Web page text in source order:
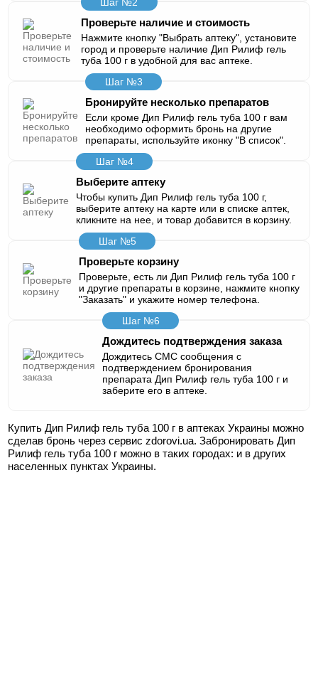
Шаг №2
Проверьте наличие и стоимость
Нажмите кнопку "Выбрать аптеку", установите
город и проверьте наличие Дип Рилиф гель
туба 100 г в удобной для вас аптеке.
Шаг №3
Бронируйте несколько препаратов
Если кроме Дип Рилиф гель туба 100 г вам
необходимо оформить бронь на другие
препараты, используйте иконку "В список".
Шаг №4
Выберите аптеку
Чтобы купить Дип Рилиф гель туба 100 г,
выберите аптеку на карте или в списке аптек,
кликните на нее, и товар добавится в корзину.
Шаг №5
Проверьте корзину
Проверьте, есть ли Дип Рилиф гель туба 100 г
и другие препараты в корзине, нажмите кнопку
"Заказать" и укажите номер телефона.
Шаг №6
Дождитесь подтверждения заказа
Дождитесь СМС сообщения с
подтверждением бронирования
препарата Дип Рилиф гель туба 100 г и
заберите его в аптеке.
Купить Дип Рилиф гель туба 100 г в аптеках Украины можно
сделав бронь через сервис zdorovi.ua. Забронировать Дип
Рилиф гель туба 100 г можно в таких городах: и в других
населенных пунктах Украины.